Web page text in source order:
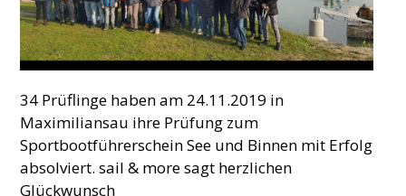
34 Prüflinge haben am 24.11.2019 in
Maximiliansau ihre Prüfung zum
Sportbootführerschein See und Binnen mit Erfolg
absolviert. sail & more sagt herzlichen
Glückwunsch